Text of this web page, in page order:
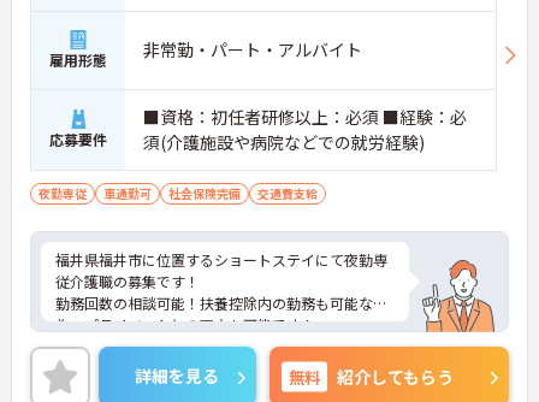
雇用形態 非常勤・パート・アルバイト
応募要件
■資格：初任者研修以上：必須 ■経験：必
須(介護施設や病院などでの就労経験)
夜勤専従 車通勤可 社会保険完備 交通費支給
福井県福井市に位置するショートステイにて夜勤専
従介護職の募集です！
勤務回数の相談可能！扶養控除内の勤務も可能な
為、プライベートとの両立も可能です！
ご興味ある方には、面接対策ポイントなど、さらに
詳細をお話しいたしますのでお気軽にご相談くださ
い！
詳細を見る 無料 紹介してもらう